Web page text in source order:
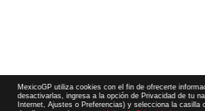
MexicoGP utiliza cookies con el fin de ofrecerte
desactivarlas, ingresa a la opción de Privacidad de tu
Internet, Ajustes o Preferencias) y selecciona la casilla